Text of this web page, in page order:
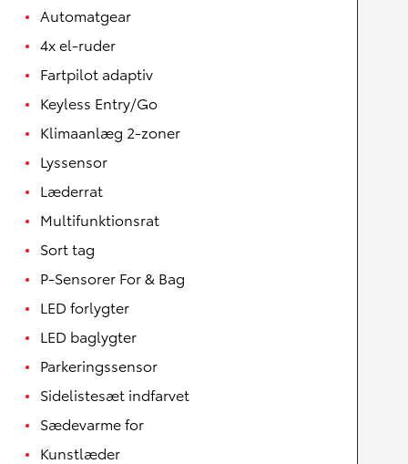
Automatgear
4x el-ruder
Fartpilot adaptiv
Keyless Entry/Go
Klimaanlæg 2-zoner
Lyssensor
Læderrat
Multifunktionsrat
Sort tag
P-Sensorer For & Bag
LED forlygter
LED baglygter
Parkeringssensor
Sidelistesæt indfarvet
Sædevarme for
Kunstlæder